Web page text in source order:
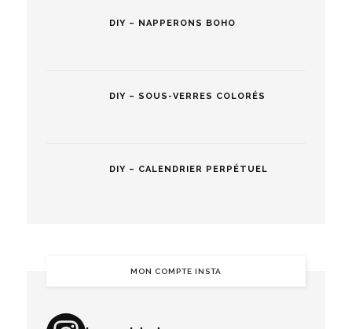
DIY – NAPPERONS BOHO
DIY – SOUS-VERRES COLORÉS
DIY – CALENDRIER PERPÉTUEL
MON COMPTE INSTA